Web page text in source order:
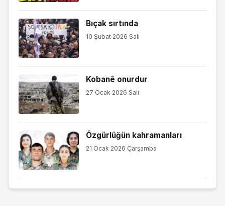
Bıçak sırtında
10 Şubat 2026 Salı
Kobanê onurdur
27 Ocak 2026 Salı
Özgürlüğün kahramanları
21 Ocak 2026 Çarşamba